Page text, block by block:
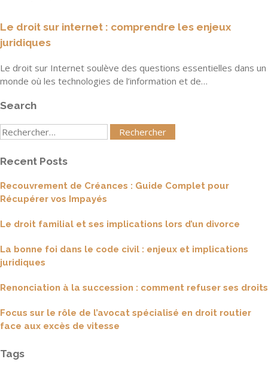
Le droit sur internet : comprendre les enjeux
juridiques
Le droit sur Internet soulève des questions essentielles dans un
monde où les technologies de l’information et de…
Search
Rechercher
Recent Posts
Recouvrement de Créances : Guide Complet pour
Récupérer vos Impayés
Le droit familial et ses implications lors d’un divorce
La bonne foi dans le code civil : enjeux et implications
juridiques
Renonciation à la succession : comment refuser ses droits
Focus sur le rôle de l’avocat spécialisé en droit routier
face aux excès de vitesse
Tags